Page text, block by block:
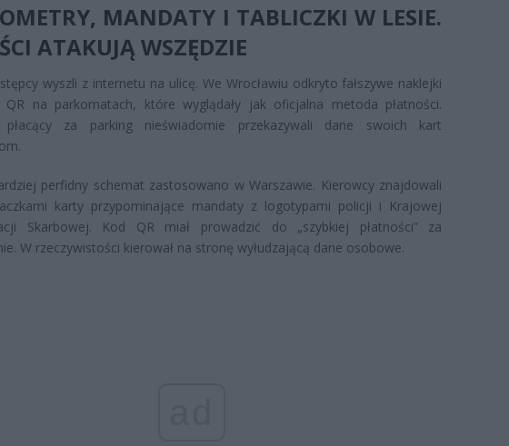
MANDATY I TABLICZKI W LESIE.
ATAKUJĄ WSZĘDZIE
wyszli z internetu na ulicę. We Wrocławiu odkryto fałszywe naklejki
na parkomatach, które wyglądały jak oficjalna metoda płatności.
płacący za parking nieświadomie przekazywali dane swoich kart
perfidny schemat zastosowano w Warszawie. Kierowcy znajdowali
karty przypominające mandaty z logotypami policji i Krajowej
Skarbowej. Kod QR miał prowadzić do „szybkiej płatności” za
W rzeczywistości kierował na stronę wyłudzającą dane osobowe.